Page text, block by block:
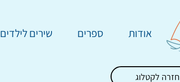
אודות ספרים שירים לילדים
חזרה לקטלוג